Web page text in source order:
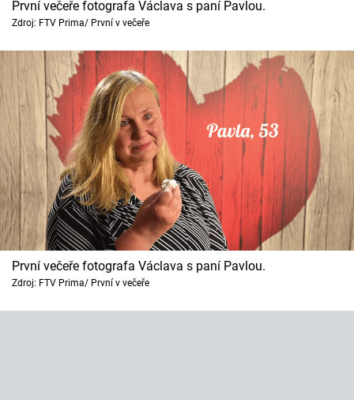
První večeře fotografa Václava s paní Pavlou.
Zdroj: FTV Prima/ První v večeře
První večeře fotografa Václava s paní Pavlou.
Zdroj: FTV Prima/ První v večeře